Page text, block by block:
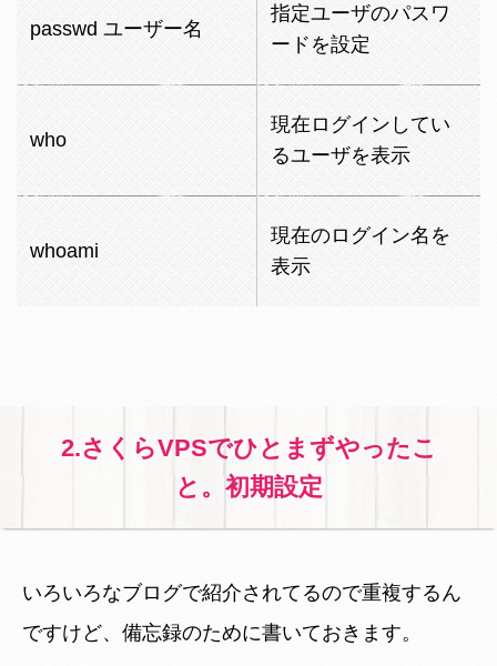
passwd ユーザー名
指定ユーザのパスワ
ードを設定
who
現在ログインしてい
るユーザを表示
whoami
現在のログイン名を
表示
2.さくらVPSでひとまずやったこ
と。初期設定
いろいろなブログで紹介されてるので重複するん
ですけど、備忘録のために書いておきます。